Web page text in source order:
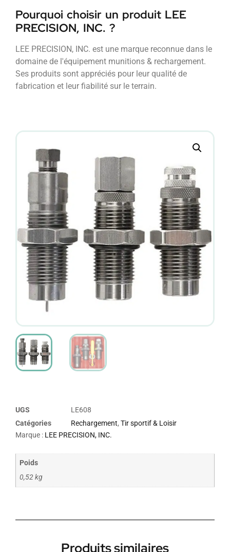
Pourquoi choisir un produit LEE
PRECISION, INC. ?
LEE PRECISION, INC. est une marque reconnue dans le
domaine de l'équipement munitions & rechargement.
Ses produits sont appréciés pour leur qualité de
fabrication et leur fiabilité sur le terrain.
UGS
LE608
Catégories
Rechargement, Tir sportif & Loisir
Marque : LEE PRECISION, INC.
Poids
0,52 kg
Produits similaires